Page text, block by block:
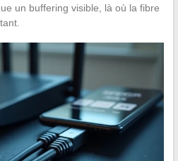
un buffering visible, là où la fibre